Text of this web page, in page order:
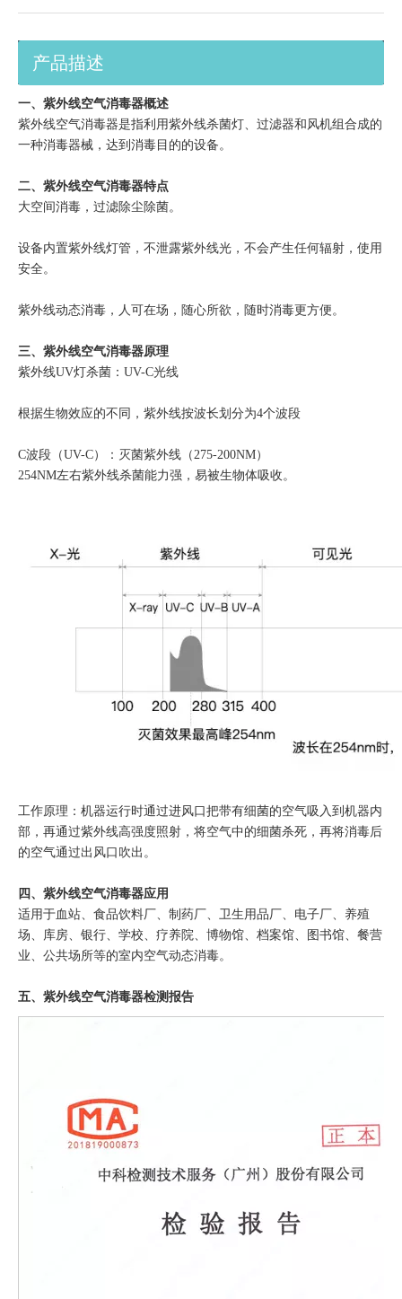
产品描述
一、紫外线空气消毒器概述
紫外线空气消毒器是指利用紫外线杀菌灯、过滤器和风机组合成的
一种消毒器械，达到消毒目的的设备。
二、紫外线空气消毒器特点
大空间消毒，过滤除尘除菌。
设备内置紫外线灯管，不泄露紫外线光，不会产生任何辐射，使用
安全。
紫外线动态消毒，人可在场，随心所欲，随时消毒更方便。
三、紫外线空气消毒器原理
紫外线UV灯杀菌：UV-C光线
根据生物效应的不同，紫外线按波长划分为4个波段
C波段（UV-C）：灭菌紫外线（275-200NM）
254NM左右紫外线杀菌能力强，易被生物体吸收。
工作原理：机器运行时通过进风口把带有细菌的空气吸入到机器内
部，再通过紫外线高强度照射，将空气中的细菌杀死，再将消毒后
的空气通过出风口吹出。
四、紫外线空气消毒器应用
适用于血站、食品饮料厂、制药厂、卫生用品厂、电子厂、养殖
场、库房、银行、学校、疗养院、博物馆、档案馆、图书馆、餐营
业、公共场所等的室内空气动态消毒。
五、紫外线空气消毒器检测报告